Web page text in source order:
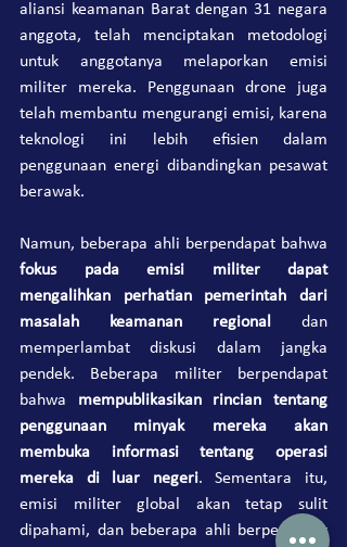
aliansi keamanan Barat dengan 31 negara
anggota, telah menciptakan metodologi
untuk anggotanya melaporkan emisi
militer mereka. Penggunaan drone juga
telah membantu mengurangi emisi, karena
teknologi ini lebih efisien dalam
penggunaan energi dibandingkan pesawat
berawak.
fokus pada emisi militer dapat
mengalihkan perhatian pemerintah dari
masalah keamanan regional
dan
memperlambat diskusi dalam jangka
pendek. Beberapa militer berpendapat
bahwa mempublikasikan rincian tentang
penggunaan minyak mereka akan
membuka informasi tentang operasi
mereka di luar negeri. Sementara itu,
emisi militer global akan tetap sulit
dipahami, dan beberapa ahli berpendapat